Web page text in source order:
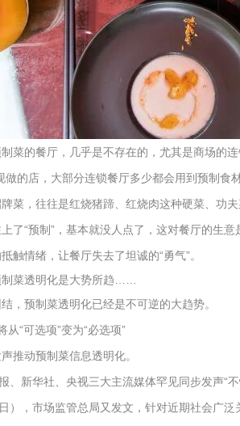
菜的餐厅，几乎是不存在的，尤其是商场的
做的店，大部分连锁餐厅多少都会用到预制
菜，往往是红烧猪蹄、红烧肉这种硬菜、功
了“预制”，基本就没人点了，这对餐厅的生
触情绪，让餐厅失去了坦诚的“勇气”。
菜透明化是大势所趋……
，预制菜透明化已经是不可逆的大趋势。
从“可选项”变为“必选项”
推动预制菜信息透明化。
、新华社、央视三大主流媒体罕见同步发声“
），市场监管总局又发文，针对近期社会广